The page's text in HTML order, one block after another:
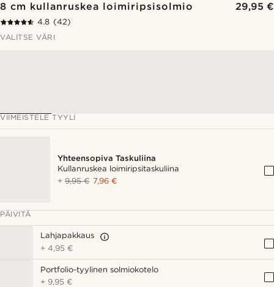
8 cm kullanruskea loimiripsisolmio 29,95 €
4.8 (42)
VALITSE VÄRI
VIIMEISTELE TYYLI
Yhteensopiva Taskuliina
Kullanruskea loimiripsitaskuliina
+9,95 € 7,96 €
PÄIVITÄ
Lahjapakkaus
+4,95 €
Portfolio-tyylinen solmiokotelo
+ 9,95 €